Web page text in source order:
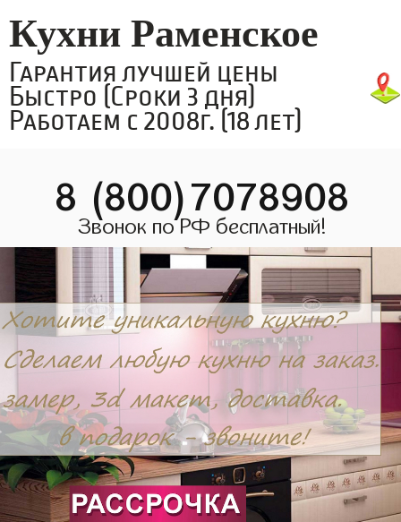
Кухни Раменское
Гарантия лучшей цены
Быстро (Сроки 3 дня)
Работаем с 2008г. (18 лет)
8 (800)7078908
Звонок по РФ бесплатный!